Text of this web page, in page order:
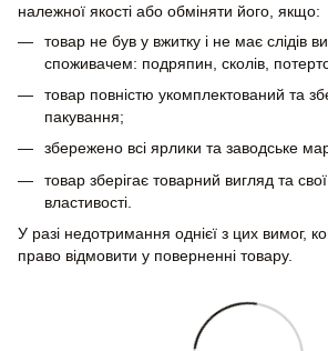
належної якості або обміняти його, якщо:
товар не був у вжитку і не має слідів
споживачем: подряпин, сколів,
товар повністю укомплектований та
пакування;
збережено всі ярлики та заводське
товар зберігає товарний вигляд та
властивості.
У разі недотримання однієї з цих вимог,
право відмовити у поверненні товару.